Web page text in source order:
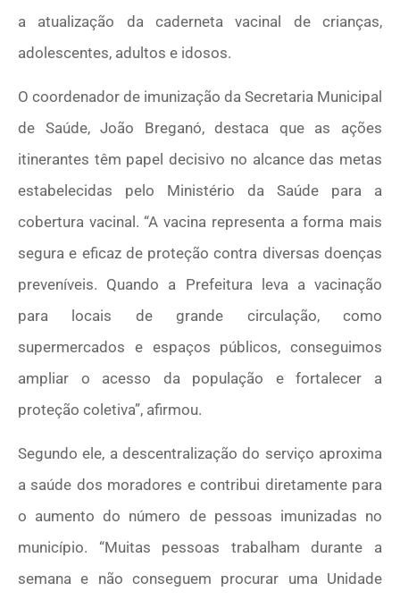
a atualização da caderneta vacinal de crianças,
adolescentes, adultos e idosos.
O coordenador de imunização da Secretaria Municipal
de Saúde, João Breganó, destaca que as ações
itinerantes têm papel decisivo no alcance das metas
estabelecidas pelo Ministério da Saúde para a
cobertura vacinal. “A vacina representa a forma mais
segura e eficaz de proteção contra diversas doenças
preveníveis. Quando a Prefeitura leva a vacinação
para locais de grande circulação, como
supermercados e espaços públicos, conseguimos
ampliar o acesso da população e fortalecer a
proteção coletiva”, afirmou.
Segundo ele, a descentralização do serviço aproxima
a saúde dos moradores e contribui diretamente para
o aumento do número de pessoas imunizadas no
município. “Muitas pessoas trabalham durante a
semana e não conseguem procurar uma Unidade